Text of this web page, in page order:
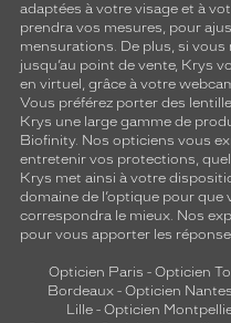
adaptées à votre visage et à
prendra vos mesures, pour
mensurations. De plus, si
jusqu’au point de vente, Krys
en virtuel, grâce à votre
Vous préférez porter des
Krys une large gamme de
Biofinity. Nos opticiens vous
entretenir vos protections,
Krys met ainsi à votre
domaine de l’optique pour que
correspondra le mieux. Nos
pour vous apporter les
Opticien Paris - Opticien
Bordeaux- Opticien Nantes
Lille - Opticien